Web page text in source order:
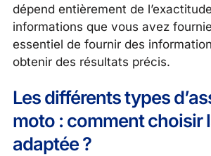
dépend entièrement de
informations que vous avez
essentiel de fournir des
obtenir des résultats précis.
Les différents types
moto : comment choisir
adaptée ?